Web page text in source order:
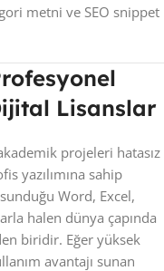
metni ve SEO snippet
Lisanslar
projeleri hatasız
yazılımına sahip
Word, Excel,
halen dünya çapında
biridir. Eğer yüksek
avantajı sunan